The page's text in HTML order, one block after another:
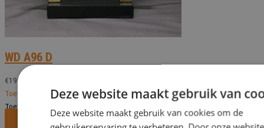
WD A96 D
€192,50
Toevoegen aan verlanglijst
Toevoegen aan verlanglijst
Bekijk dit monument
Deze website maakt gebruik van
Deze website maakt gebruik van cookies om de